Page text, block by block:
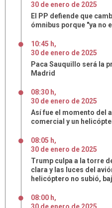
30 de enero de 2025
El PP defiende que
ómnibus porque "ya no
10:45 h,
30 de enero de 2025
Paca Sauquillo será la
Madrid
08:30 h,
30 de enero de 2025
Así fue el momento del
comercial y un
08:05 h,
30 de enero de 2025
Trump culpa a la torre
clara y las luces del
helicóptero no subió,
08:00 h,